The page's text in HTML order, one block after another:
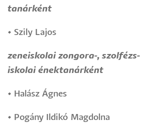
tanárként
• Szily Lajos
zeneiskolai zongora-,
iskolai énektanárként
• Halász Ágnes
• Pogány Ildikó Magdolna